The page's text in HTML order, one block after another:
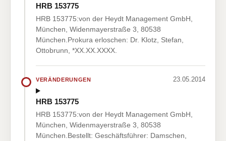
HRB 153775
HRB 153775:von der Heydt Management GmbH,
München, Widenmayerstraße 3, 80538
München.Prokura erloschen: Dr. Klotz, Stefan,
Ottobrunn, *XX.XX.XXXX.
VERÄNDERUNGEN 23.05.2014
HRB 153775
HRB 153775:von der Heydt Management GmbH,
München, Widenmayerstraße 3, 80538
München.Bestellt: Geschäftsführer: Damschen,